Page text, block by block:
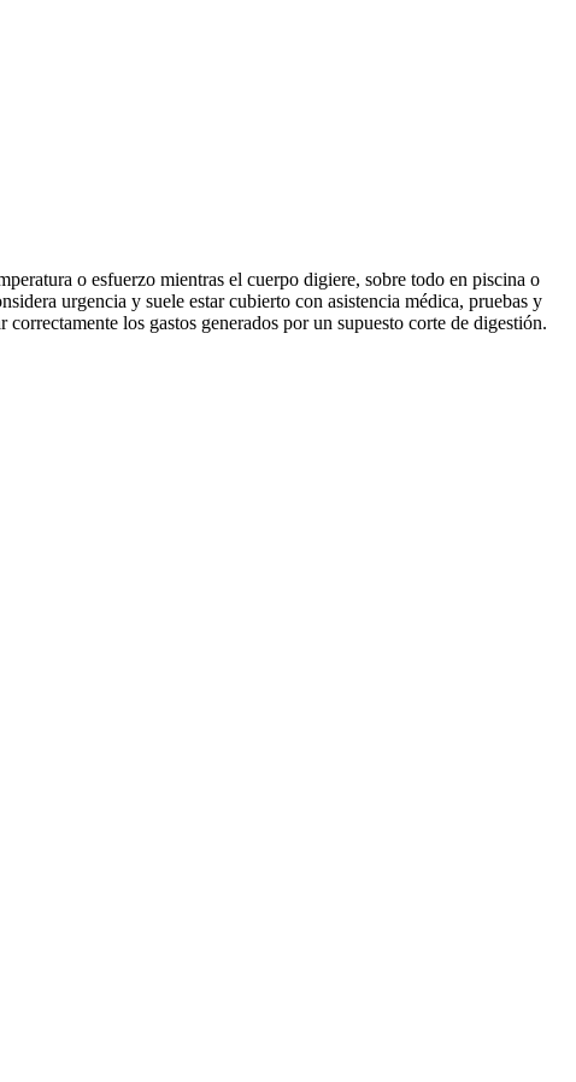
o esfuerzo mientras el cuerpo digiere, sobre todo en piscina o
urgencia y suele estar cubierto con asistencia médica, pruebas y
los gastos generados por un supuesto corte de digestión.